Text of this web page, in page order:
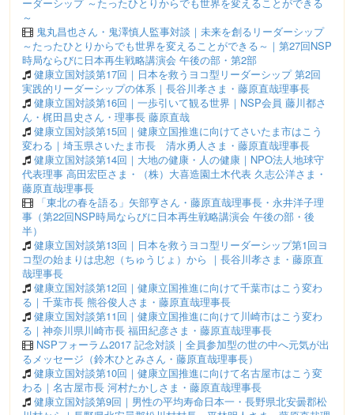
～
鬼丸昌也さん・鬼澤慎人監事対談｜未来を創るリーダーシップ
～たったひとりからでも世界を変えることができる～｜第27回NSP
時局ならびに日本再生戦略講演会 午後の部・第2部
健康立国対談第17回｜日本を救うヨコ型リーダーシップ 第2回
実践的リーダーシップの体系｜長谷川孝さま・藤原直哉理事長
健康立国対談第16回｜一歩引いて観る世界｜NSP会員 藤川都さ
ん・梶田昌史さん・理事長 藤原直哉
健康立国対談第15回｜健康立国推進に向けてさいたま市はこう
変わる｜埼玉県さいたま市長 清水勇人さま・藤原直哉理事長
健康立国対談第14回｜大地の健康・人の健康｜NPO法人地球守
代表理事 高田宏臣さま・（株）大喜造園土木代表 久志公洋さま・
藤原直哉理事長
「東北の春を語る」矢部亨さん・藤原直哉理事長・永井洋子理
事（第22回NSP時局ならびに日本再生戦略講演会 午後の部・後
半）
健康立国対談第13回｜日本を救うヨコ型リーダーシップ第1回ヨ
コ型の始まりは忠恕（ちゅうじょ）から ｜長谷川孝さま・藤原直
哉理事長
健康立国対談第12回｜健康立国推進に向けて千葉市はこう変わ
る｜千葉市長 熊谷俊人さま・藤原直哉理事長
健康立国対談第11回｜健康立国推進に向けて川崎市はこう変わ
る｜神奈川県川崎市長 福田紀彦さま・藤原直哉理事長
NSPフォーラム2017 記念対談｜全員参加型の世の中へ元気が出
るメッセージ（鈴木ひとみさん・藤原直哉理事長）
健康立国対談第10回｜健康立国推進に向けて名古屋市はこう変
わる｜名古屋市長 河村たかしさま・藤原直哉理事長
健康立国対談第9回｜男性の平均寿命日本一・長野県北安曇郡松